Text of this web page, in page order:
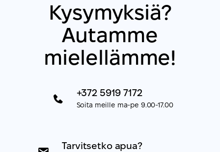
Kysymyksiä?
Autamme
mielellämme!
+372 5919 7172
Soita meille ma-pe 9.00-17.00
Tarvitsetko apua?